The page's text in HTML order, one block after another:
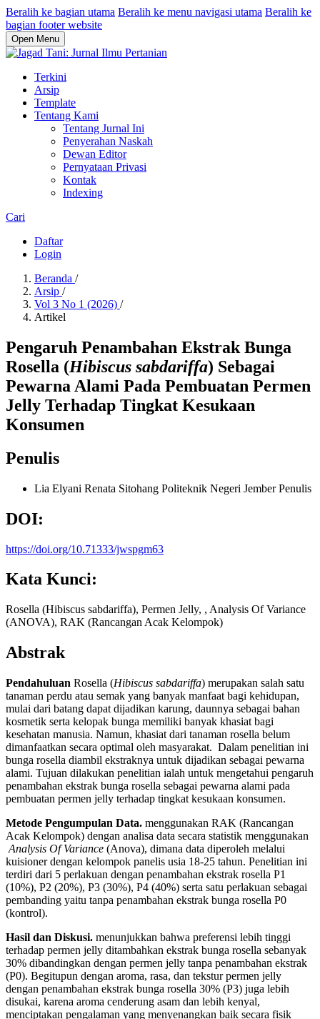
Beralih ke bagian utama Beralih ke menu navigasi utama Beralih ke
bagian footer website
Open Menu
Terkini
Arsip
Template
Tentang Kami
Tentang Jurnal Ini
Penyerahan Naskah
Dewan Editor
Pernyataan Privasi
Kontak
Indexing
Cari
Daftar
Login
Beranda /
Arsip /
Vol 3 No 1 (2026) /
Artikel
Pengaruh Penambahan Ekstrak Bunga
Rosella (Hibiscus sabdariffa) Sebagai
Pewarna Alami Pada Pembuatan Permen
Jelly Terhadap Tingkat Kesukaan
Konsumen
Penulis
Lia Elyani Renata Sitohang Politeknik Negeri JemberPenulis
DOI:
https://doi.org/10.71333/jwspgm63
Kata Kunci:
Rosella (Hibiscus sabdariffa), Permen Jelly, , Analysis Of Variance
(ANOVA), RAK (Rancangan Acak Kelompok)
Abstrak
Pendahuluan Rosella (Hibiscus sabdariffa) merupakan salah satu
tanaman perdu atau semak yang banyak manfaat bagi kehidupan,
mulai dari batang dapat dijadikan karung, daunnya sebagai bahan
kosmetik serta kelopak bunga memiliki banyak khasiat bagi
kesehatan manusia. Namun, khasiat dari tanaman rosella belum
dimanfaatkan secara optimal oleh masyarakat. Dalam penelitian ini
bunga rosella diambil ekstraknya untuk dijadikan sebagai pewarna
alami. Tujuan dilakukan penelitian ialah untuk mengetahui pengaruh
penambahan ekstrak bunga rosella sebagai pewarna alami pada
pembuatan permen jelly terhadap tingkat kesukaan konsumen.
Metode Pengumpulan Data. menggunakan RAK (Rancangan
Acak Kelompok) dengan analisa data secara statistik menggunakan
Analysis Of Variance (Anova), dimana data diperoleh melalui
kuisioner dengan kelompok panelis usia 18-25 tahun. Penelitian ini
terdiri dari 5 perlakuan dengan penambahan ekstrak rosella P1
(10%), P2 (20%), P3 (30%), P4 (40%) serta satu perlakuan sebagai
pembanding yaitu tanpa penambahan ekstrak bunga rosella P0
(kontrol).
Hasil dan Diskusi. menunjukkan bahwa preferensi lebih tinggi
terhadap permen jelly ditambahkan ekstrak bunga rosella sebanyak
30% dibandingkan dengan permen jelly tanpa penambahan ekstrak
(P0). Begitupun dengan aroma, rasa, dan tekstur permen jelly
dengan penambahan ekstrak bunga rosella 30% (P3) juga lebih
disukai, karena aroma cenderung asam dan lebih kenyal,
menciptakan pengalaman yang menyenangkan baik secara fisik